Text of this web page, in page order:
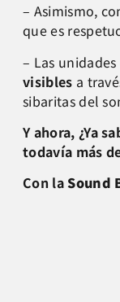
– Asimismo,
que es
– Las
visibles a
sibaritas del
Y ahora, ¿Ya
todavía más
Con laSound